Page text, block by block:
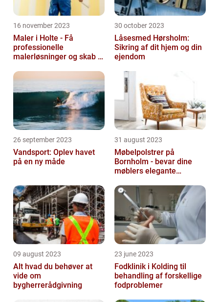
16 november 2023
Maler i Holte - Få
professionelle
malerløsninger og skab et
30 october 2023
Låsesmed Hørsholm:
Sikring af dit hjem og din
ejendom
26 september 2023
Vandsport: Oplev havet
på en ny måde
31 august 2023
Møbelpolstrer på
Bornholm - bevar dine
møblers elegante
09 august 2023
Alt hvad du behøver at
vide om
bygherrerådgivning
23 june 2023
Fodklinik i Kolding til
behandling af forskellige
fodproblemer